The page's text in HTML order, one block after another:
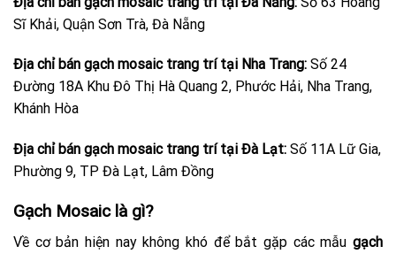
Sĩ Khải, Quận Sơn Trà, Đà Nẵng
Địa chỉ bán gạch mosaic trang trí tại Nha Trang: Số 24
Đường 18A Khu Đô Thị Hà Quang 2, Phước Hải, Nha Trang,
Khánh Hòa
Địa chỉ bán gạch mosaic trang trí tại Đà Lạt: Số 11A Lữ Gia,
Phường 9, TP Đà Lạt, Lâm Đồng
Gạch Mosaic là gì?
Về cơ bản hiện nay không khó để bắt gặp các mẫu gạch